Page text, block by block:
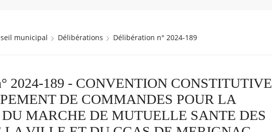
municipal Délibérations Délibération n° 2024-189
2024-189 - CONVENTION CONSTITUTIVE
DE COMMANDES POUR LA
DU MARCHE DE MUTUELLE SANTE DES